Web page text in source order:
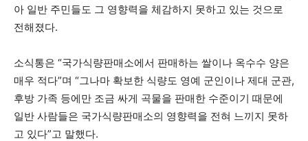
아 일반 주민들도 그 영향력을 체감하지 못하고 있는 것으로
전해졌다.
소식통은 “국가식량판매소에서 판매하는 쌀이나 옥수수 양은
매우 적다”며 “그나마 확보한 식량도 영예 군인이나 제대 군관,
후방 가족 등에만 조금 싸게 곡물을 판매한 수준이기 때문에
일반 사람들은 국가식량판매소의 영향력을 전혀 느끼지 못하
고 있다”고 말했다.